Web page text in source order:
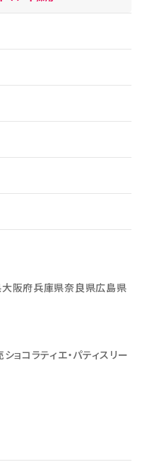
大阪府兵庫県奈良県広島県
ショコラティエ・パティスリー